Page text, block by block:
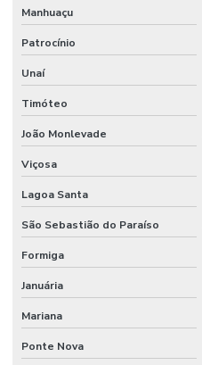
Manhuaçu
Patrocínio
Unaí
Timóteo
João Monlevade
Viçosa
Lagoa Santa
São Sebastião do Paraíso
Formiga
Januária
Mariana
Ponte Nova